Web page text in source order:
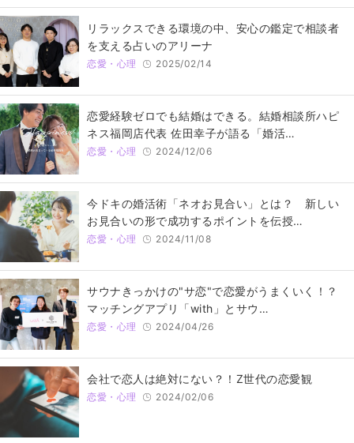
リラックスできる環境の中、安心の鑑定で相談者
を支える占いのアリーナ
恋愛・心理 2025/02/14
恋愛経験ゼロでも結婚はできる。結婚相談所ハピ
ネス福岡店代表 佐田幸子が語る「婚活…
恋愛・心理 2024/12/06
今ドキの婚活術「ネオお見合い」とは？ 新しい
お見合いの形で成功するポイントを伝授…
恋愛・心理 2024/11/08
サウナきっかけの"サ恋"で恋愛がうまくいく！？
マッチングアプリ「with」とサウ…
恋愛・心理 2024/04/26
会社で恋人は絶対にない？！Z世代の恋愛観
恋愛・心理 2024/02/06